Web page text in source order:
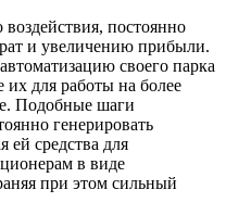
постоянно
и увеличению прибыли.
своего парка
их для работы на более
Подобные шаги
генерировать
ей средства для
в виде
при этом сильный